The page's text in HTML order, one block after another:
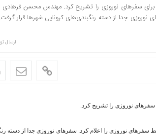
سفرهای نوروزی را تشریح کرد. مهندس محسن فرهادی
نوروزی جدا از دسته‌ رنگبندی‌های کرونایی شهرها قرار
ارسال
نوروزی را تشریح کرد.
سفرهای نوروزی را اعلام کرد. سفرهای نوروزی جدا از دسته‌